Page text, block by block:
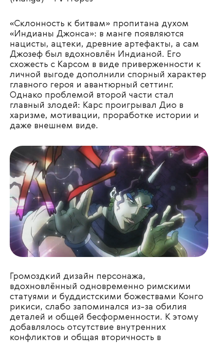
«Склонность к битвам» пропитана духом
«Индианы Джонса»: в манге появляются
нацисты, ацтеки, древние артефакты, а сам
Джозеф был вдохновлён Индианой. Его
схожесть с Карсом в виде приверженности к
личной выгоде дополнили спорный характер
главного героя и авантюрный сеттинг.
Однако проблемой второй части стал
главный злодей: Карс проигрывал Дио в
харизме, мотивации, проработке истории и
даже внешнем виде.
Громоздкий дизайн персонажа,
вдохновлённый одновременно римскими
статуями и буддистскими божествами Конго
рикиси, слабо запоминался из-за обилия
деталей и общей бесформенности. К этому
добавлялось отсутствие внутренних
конфликтов и общая вторичность в